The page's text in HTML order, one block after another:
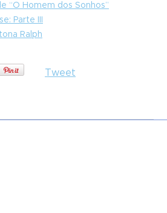
“O Homem dos Sonhos”
Parte III
Ralph
Tweet